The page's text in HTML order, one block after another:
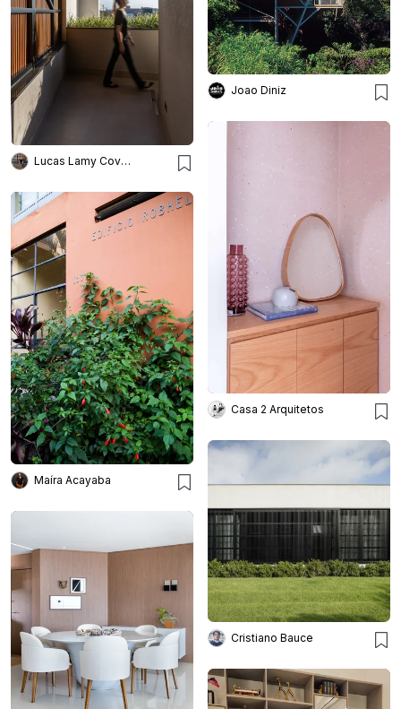
Lucas Lamy Covolam
Joao Diniz
Casa 2 Arquitetos
Maíra Acayaba
Cristiano Bauce